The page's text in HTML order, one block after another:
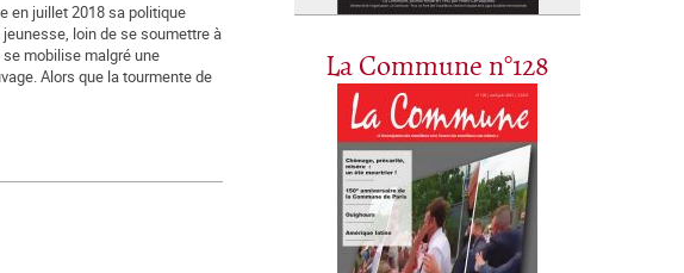
La Commune n°128
en juillet 2018 sa politique
jeunesse, loin de se soumettre à
mobilise malgré une
Alors que la tourmente de